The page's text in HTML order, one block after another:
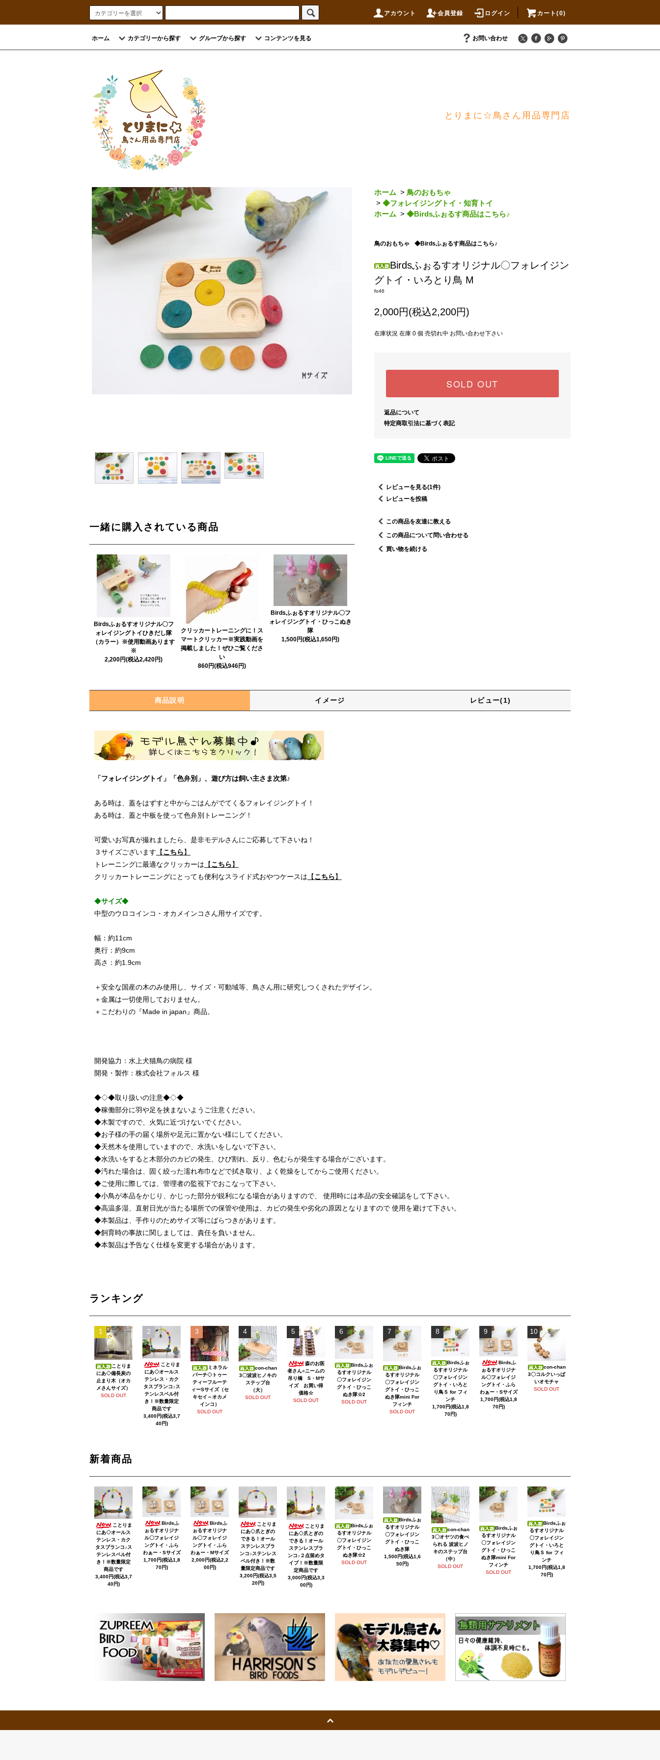
アカウント 会員登録 ログイン カート(0)
ホーム カテゴリーから探す グループから探す コンテンツを見る お問い合わせ
とりまに☆鳥さん用品専門店
一緒に購入されている商品
Birdsふぉるすオリジナル〇フ
ォレイジングトイひきだし隊
（カラー）※使用動画あります
※
2,200円(税込2,420円)
クリッカートレーニングに！ス
マートクリッカー※実践動画を
掲載しました！ぜひご覧くださ
い
860円(税込946円)
Birdsふぉるすオリジナル〇フ
ォレイジングトイ・ひっこぬき
隊
1,500円(税込1,650円)
ホーム > 鳥のおもちゃ
> ◆フォレイジングトイ・知育トイ
ホーム > ◆Birdsふぉるす商品はこちら♪
鳥のおもちゃ ◆Birdsふぉるす商品はこちら♪
Birdsふぉるすオリジナル〇フォレイジン
グトイ・いろとり鳥 M
fo46
2,000円(税込2,200円)
在庫状況 在庫 0 個 売切れ中 お問い合わせ下さい
SOLD OUT
返品について
特定商取引法に基づく表記
レビューを見る(1件)
レビューを投稿
この商品を友達に教える
この商品について問い合わせる
買い物を続ける
商品説明 イメージ レビュー(1)
「フォレイジングトイ」「色弁別」、遊び方は飼い主さま次第♪
ある時は、蓋をはずすと中からごはんがでてくるフォレイジングトイ！
ある時は、蓋と中板を使って色弁別トレーニング！
可愛いお写真が撮れましたら、是非モデルさんにご応募して下さいね！
３サイズございます 【こちら】
トレーニングに最適なクリッカーは 【こちら】
クリッカートレーニングにとっても便利なスライド式おやつケースは 【こちら】
◆サイズ◆
中型のウロコインコ・オカメインコさん用サイズです。
幅：約11cm
奥行：約9cm
高さ：約1.9cm
＋安全な国産の木のみ使用し、サイズ・可動域等、鳥さん用に研究しつくされたデザイン。
＋金属は一切使用しておりません。
＋こだわりの『Made in japan』商品。
開発協力：水上犬猫鳥の病院 様
開発・製作：株式会社フォルス 様
◆◇◆取り扱いの注意◆◇◆
◆稼働部分に羽や足を挟まないようご注意ください。
◆木製ですので、火気に近づけないでください。
◆お子様の手の届く場所や足元に置かない様にしてください。
◆天然木を使用していますので、水洗いをしないで下さい。
◆水洗いをすると木部分のカビの発生、ひび割れ、反り、色むらが発生する場合がございます。
◆汚れた場合は、固く絞った濡れ布巾などで拭き取り、よく乾燥をしてからご使用ください。
◆ご使用に際しては、管理者の監視下でおこなって下さい。
◆小鳥が本品をかじり、かじった部分が鋭利になる場合がありますので、 使用時には本品の安全確認をして下さい。
◆高温多湿、直射日光が当たる場所での保管や使用は、カビの発生や劣化の原因となりますので 使用を避けて下さい。
◆本製品は、手作りのためサイズ等にばらつきがあります。
◆飼育時の事故に関しましては、責任を負いません。
◆本製品は予告なく仕様を変更する場合があります。
ランキング
1
ことりま
にあ◇備長炭の
止まり木（オカ
メさんサイズ）
SOLD OUT
2
ことりま
にあ◇オールス
テンレス・カク
タスブランコ♪ス
テンレスベル付
き！※数量限定
商品です
3,400円(税込3,7
40円)
3
ミネラル
パーチ◇トゥー
ティーフルーテ
ィーSサイズ（セ
キセイ～オカメ
インコ）
SOLD OUT
4
con-chan
3〇波波ヒノキの
ステップ台
（大）
SOLD OUT
5
森のお医
者さん○ニームの
吊り橋 S・Mサ
イズ お買い得
価格☆
SOLD OUT
6
Birdsふぉ
るすオリジナル
〇フォレイジン
グトイ・ひっこ
ぬき隊☆2
SOLD OUT
7
Birdsふぉ
るすオリジナル
〇フォレイジン
グトイ・ひっこ
ぬき隊mini For
フィンチ
SOLD OUT
8
Birdsふぉ
るすオリジナル
〇フォレイジン
グトイ・いろと
り鳥Ｓ for フィ
ンチ
1,700円(税込1,8
70円)
9
Birdsふ
ぉるすオリジナ
ル〇フォレイジ
ングトイ・ふら
わぁー・Sサイズ
1,700円(税込1,8
70円)
10
con-chan
3〇コルクいっぱ
いオモチャ
SOLD OUT
新着商品
ことりま
にあ◇オールス
テンレス・カク
タスブランコ♪ス
テンレスベル付
き！※数量限定
商品です
3,400円(税込3,7
40円)
Birdsふ
ぉるすオリジナ
ル〇フォレイジ
ングトイ・ふら
わぁー・Sサイズ
1,700円(税込1,8
70円)
Birdsふ
ぉるすオリジナ
ル〇フォレイジ
ングトイ・ふら
わぁー・Mサイズ
2,000円(税込2,2
00円)
ことりま
にあ◇爪とぎの
できる！オール
ステンレスブラ
ンコ♪ステンレス
ベル付き！※数
量限定商品です
3,200円(税込3,5
20円)
ことりま
にあ◇爪とぎの
できる！オール
ステンレスブラ
ンコ♪２点留めタ
イプ！※数量限
定商品です
3,000円(税込3,3
00円)
Birdsふぉ
るすオリジナル
〇フォレイジン
グトイ・ひっこ
ぬき隊☆2
SOLD OUT
Birdsふぉ
るすオリジナル
〇フォレイジン
グトイ・ひっこ
ぬき隊
1,500円(税込1,6
50円)
con-chan
3〇オヤツの食べ
られる 波波ヒノ
キのステップ台
（中）
SOLD OUT
Birdsふぉ
るすオリジナル
〇フォレイジン
グトイ・ひっこ
ぬき隊mini For
フィンチ
SOLD OUT
Birdsふぉ
るすオリジナル
〇フォレイジン
グトイ・いろと
り鳥Ｓ for フィ
ンチ
1,700円(税込1,8
70円)